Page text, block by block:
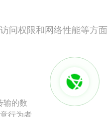
问权限和网络性能等方面
输的数
行为者